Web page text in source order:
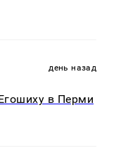
день назад
в Перми